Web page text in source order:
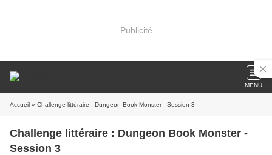
Publicité
MENU
Accueil » Challenge littéraire : Dungeon Book Monster - Session 3
Challenge littéraire : Dungeon Book Monster -
Session 3